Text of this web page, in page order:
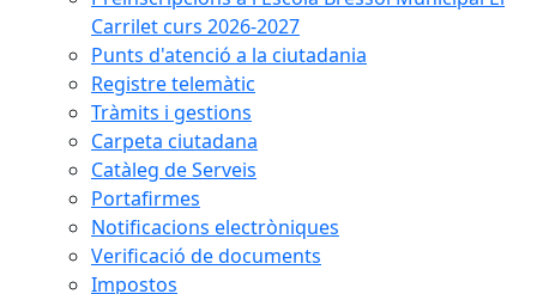
Carrilet curs 2026-2027
Punts d'atenció a la ciutadania
Registre telemàtic
Tràmits i gestions
Carpeta ciutadana
Catàleg de Serveis
Portafirmes
Notificacions electròniques
Verificació de documents
Impostos